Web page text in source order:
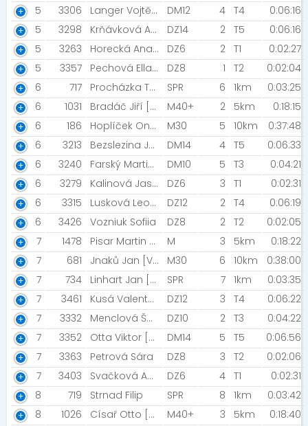
5
3306 Langer Vojtěch DM12 4 T4
0:06:16
5
3298 Krňávková Anna [AK Olomouc] DZ14 2 T5
0:06:16
5
3263 Horecká Anastázie [Novis Team / SK Speed Brno] DZ6 2 T1
0:02:27
5
3357 Pechová Ella [Miabolt] DZ8 1 T2
0:02:04
6
717 Procházka Tomáš [GIS team] SPR 6 1km
0:03:25
6
1031 Bradáč Jiří [A.C. SPARTA PRAHA] M40+ 2 5km
0:18:15
6
186 Hoplíček Ondřej [Extreme Obstacle Runners] M30 5 10km
0:37:48
6
3213 Bezslezina Jan DM14 4 T5
0:06:33
6
3240 Farský Martin [TJ Maratonstav Úpice] DM10 5 T3
0:04:21
6
3279 Kalinová Jasmína [VSK Univerzita Brno] DZ6 3 T1
0:02:31
6
3315 Lusková Leontýna [Orel Vyškov] DZ12 2 T4
0:06:19
6
3426 Vozniuk Sofiia DZ8 2 T2
0:02:05
7
1478 Pisar Martin [ML Tuning - CykloTrener.com] M 3 5km
0:18:22
7
681 Jnaků Jan [Voice bike Olomouc] M30 6 10km
0:38:00
7
734 Linhart Jan [Praha] SPR 7 1km
0:03:35
7
3461 Kusá Valentýna [Atletika NJ] DZ12 3 T4
0:06:22
7
3332 Menclová Šárka [TJ Sokol Hradec Králové] DZ10 2 T3
0:04:22
7
3352 Otta Viktor [SDH Krasice] DM14 5 T5
0:06:56
7
3363 Petrová Sára DZ8 3 T2
0:02:06
7
3403 Svačková Anna DZ6 4 T1
0:02:31
8
719 Strnad Filip SPR 8 1km
0:03:42
8
1026 Císař Otto [Night Run Team] M40+ 3 5km
0:18:40